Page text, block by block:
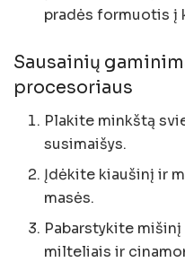
pradės formuotis į
Sausainių
procesoriaus
Plakite minkštą
susimaišys.
Įdėkite kiaušinį ir
masės.
Pabarstykite
milteliais ir